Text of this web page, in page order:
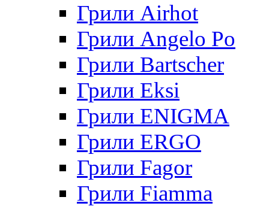
Грили Airhot
Грили Angelo Po
Грили Bartscher
Грили Eksi
Грили ENIGMA
Грили ERGO
Грили Fagor
Грили Fiamma